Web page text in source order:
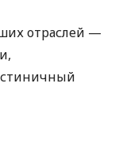
отраслей —